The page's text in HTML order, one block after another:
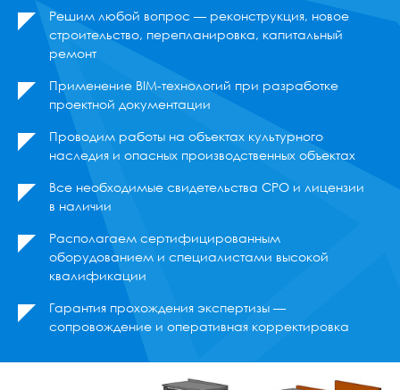
Решим любой вопрос — реконструкция, новое
строительство, перепланировка, капитальный
ремонт
Применение BIM-технологий при разработке
проектной документации
Проводим работы на объектах культурного
наследия и опасных производственных объектах
Все необходимые свидетельства СРО и лицензии
в наличии
Располагаем сертифицированным
оборудованием и специалистами высокой
квалификации
Гарантия прохождения экспертизы —
сопровождение и оперативная корректировка